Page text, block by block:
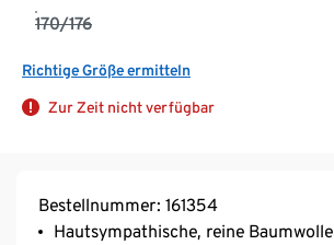
170/176
Richtige Größe ermitteln
Zur Zeit nicht verfügbar
Bestellnummer: 161354
Hautsympathische, reine Baumwolle